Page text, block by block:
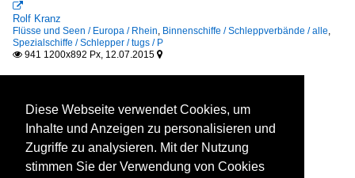

Rolf Kranz
Flüsse und Seen / Europa / Rhein, Binnenschiffe / Schleppverbände / alle,
Spezialschiffe / Schlepper / tugs / P
 941 1200x892 Px, 12.07.2015 
Diese Webseite verwendet Cookies, um
Inhalte und Anzeigen zu personalisieren und
Zugriffe zu analysieren. Mit der Nutzung
stimmen Sie der Verwendung von Cookies